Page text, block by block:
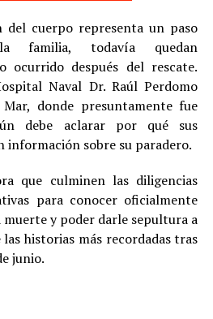
del cuerpo representa un paso
familia, todavía quedan
ocurrido después del rescate.
Naval Dr. Raúl Perdomo
donde presuntamente fue
debe aclarar por qué sus
información sobre su paradero.
que culminen las diligencias
para conocer oficialmente
y poder darle sepultura a
las historias más recordadas tras
junio.